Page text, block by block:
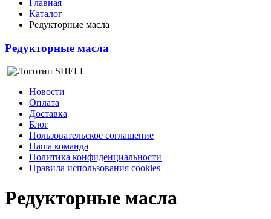
Главная
Каталог
Редукторные масла
Редукторные масла
Новости
Оплата
Доставка
Блог
Пользовательское соглашение
Наша команда
Политика конфиденциальности
Правила использования cookies
Редукторные масла